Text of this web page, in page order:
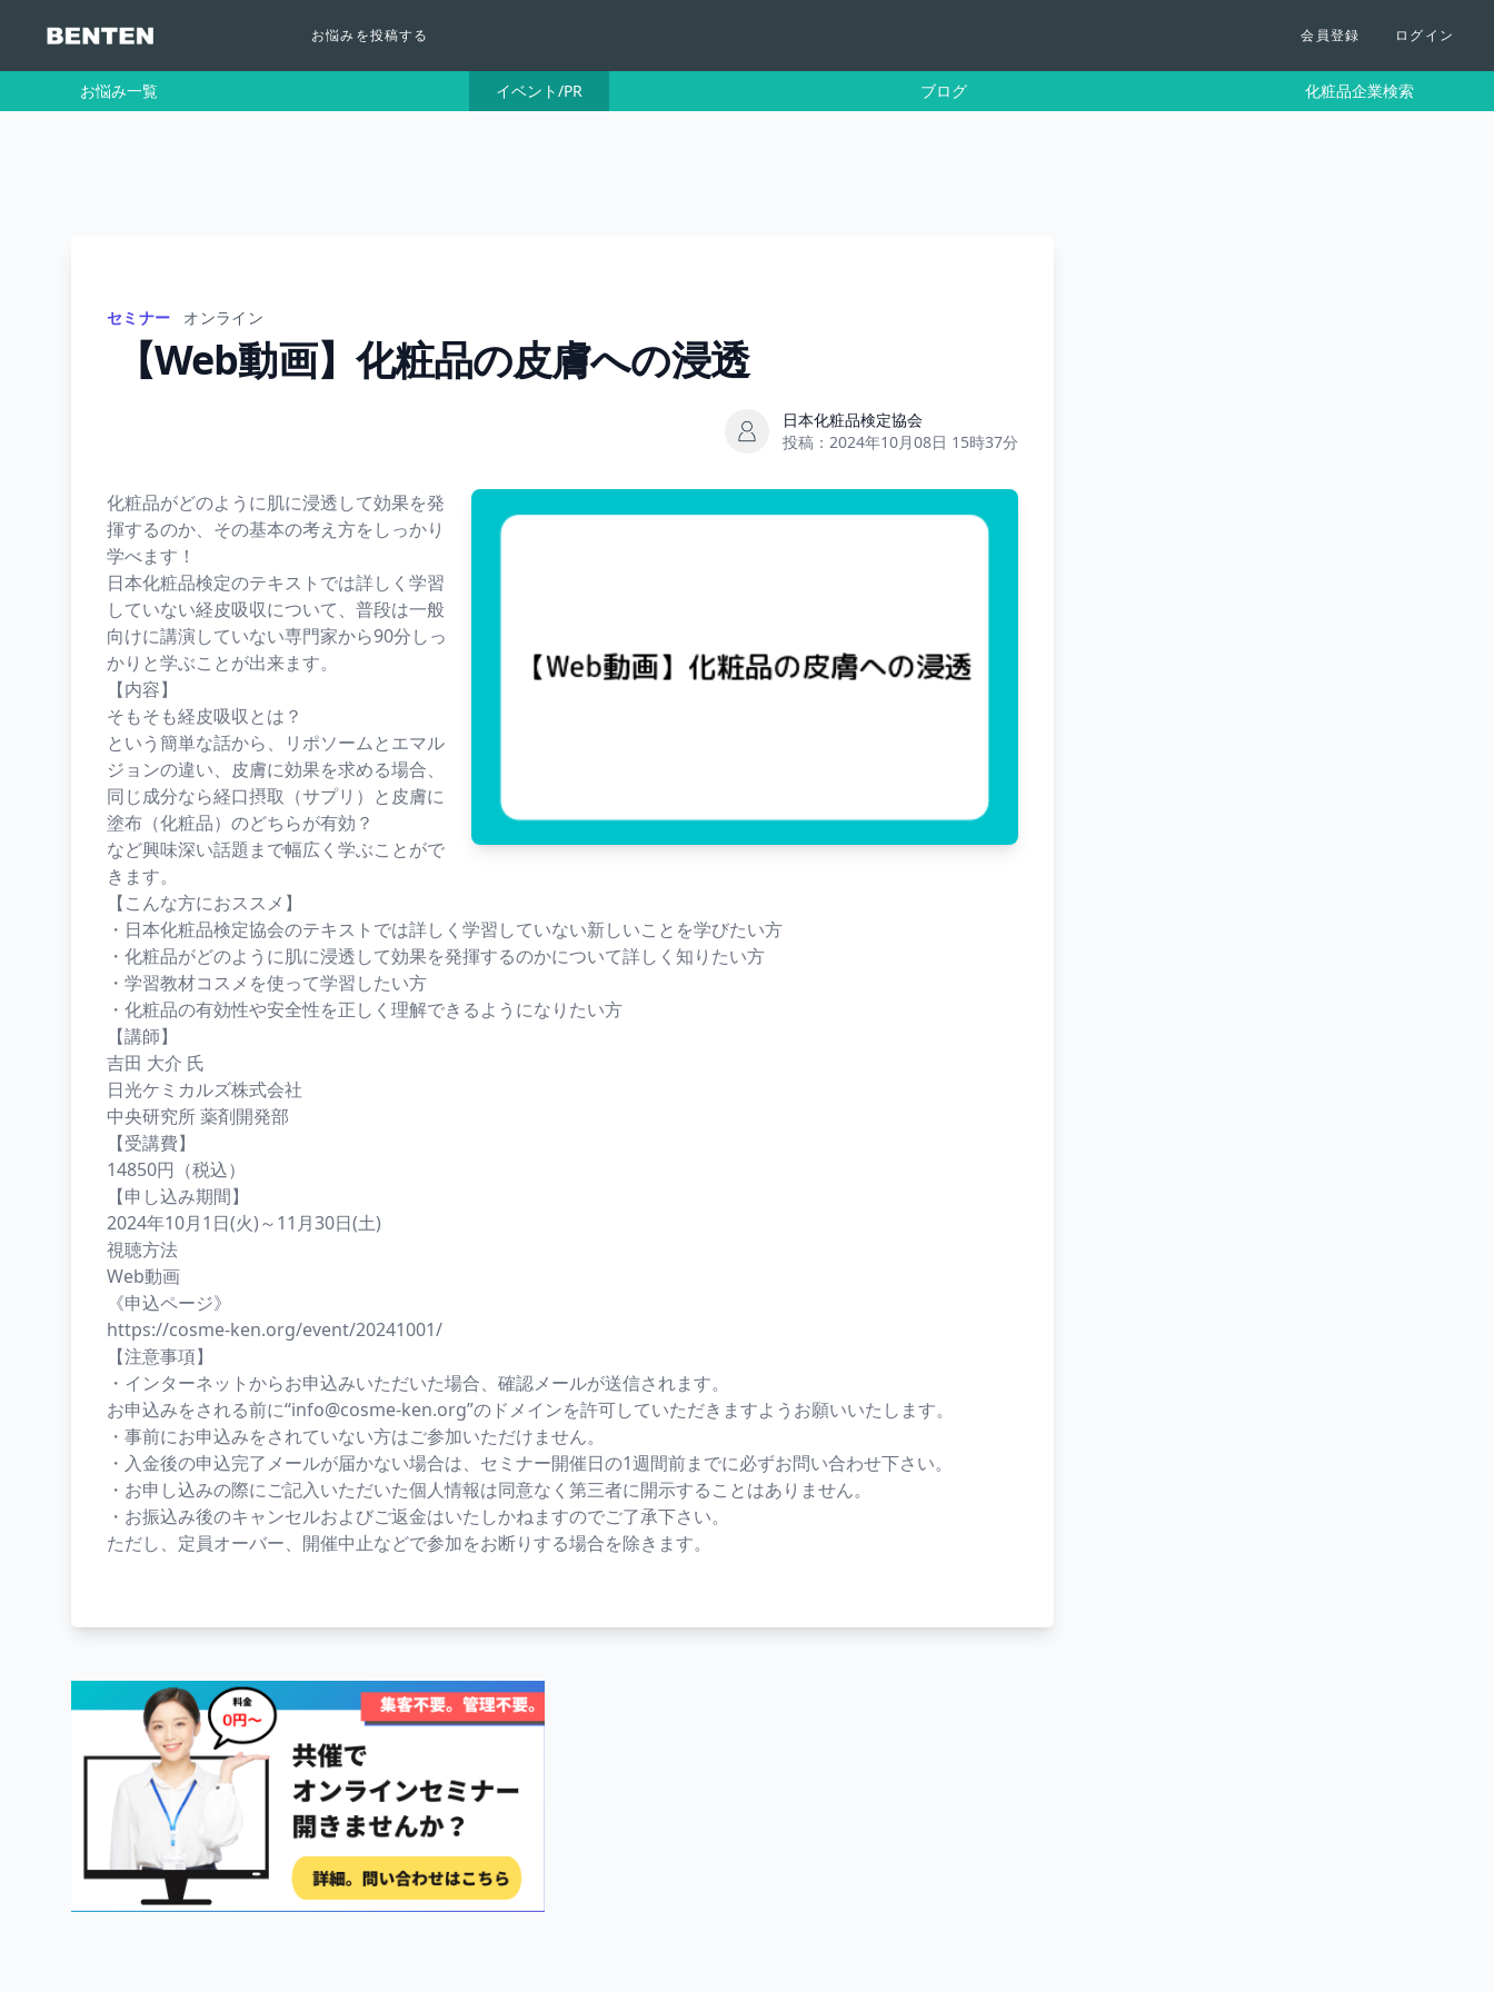
お悩みを投稿する 会員登録 ログイン
お悩み一覧 イベント/PR ブログ 化粧品企業検索
セミナー オンライン
【Web動画】化粧品の皮膚への浸透
日本化粧品検定協会
投稿： 2024年10月08日 15時37分
化粧品がどのように肌に浸透して効果を発
揮するのか、その基本の考え方をしっかり
学べます！
日本化粧品検定のテキストでは詳しく学習
していない経皮吸収について、普段は一般
向けに講演していない専門家から90分しっ
かりと学ぶことが出来ます。
【内容】
そもそも経皮吸収とは？
という簡単な話から、リポソームとエマル
ジョンの違い、皮膚に効果を求める場合、
同じ成分なら経口摂取（サプリ）と皮膚に
塗布（化粧品）のどちらが有効？
など興味深い話題まで幅広く学ぶことがで
きます。
【こんな方におススメ】
・日本化粧品検定協会のテキストでは詳しく学習していない新しいことを学びたい方
・化粧品がどのように肌に浸透して効果を発揮するのかについて詳しく知りたい方
・学習教材コスメを使って学習したい方
・化粧品の有効性や安全性を正しく理解できるようになりたい方
【講師】
吉田 大介 氏
日光ケミカルズ株式会社
中央研究所 薬剤開発部
【受講費】
14850円（税込）
【申し込み期間】
2024年10月1日(火)～11月30日(土)
視聴方法
Web動画
《申込ページ》
https://cosme-ken.org/event/20241001/
【注意事項】
・インターネットからお申込みいただいた場合、確認メールが送信されます。
お申込みをされる前に“info@cosme-ken.org”のドメインを許可していただきますようお願いいたします。
・事前にお申込みをされていない方はご参加いただけません。
・入金後の申込完了メールが届かない場合は、セミナー開催日の1週間前までに必ずお問い合わせ下さい。
・お申し込みの際にご記入いただいた個人情報は同意なく第三者に開示することはありません。
・お振込み後のキャンセルおよびご返金はいたしかねますのでご了承下さい。
ただし、定員オーバー、開催中止などで参加をお断りする場合を除きます。